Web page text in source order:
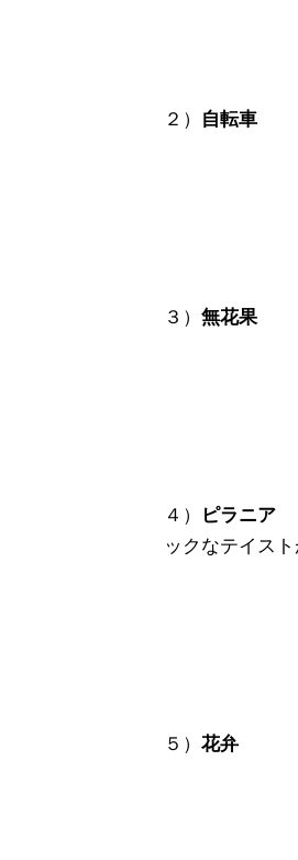
２） 自転
３） 無花
４） ピラニア
ックなテイス
５） 花弁 ；